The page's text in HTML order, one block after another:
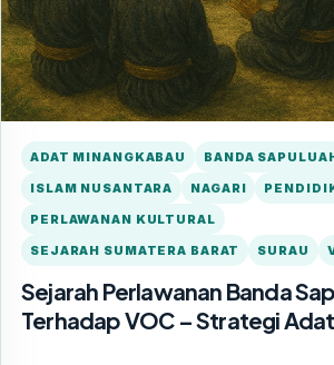
ADAT MINANGKABAU
BANDA
ISLAM NUSANTARA
NAGARI
PERLAWANAN KULTURAL
SEJARAH SUMATERA BARAT
SURAU
Sejarah Perlawanan Banda
Terhadap VOC – Strategi